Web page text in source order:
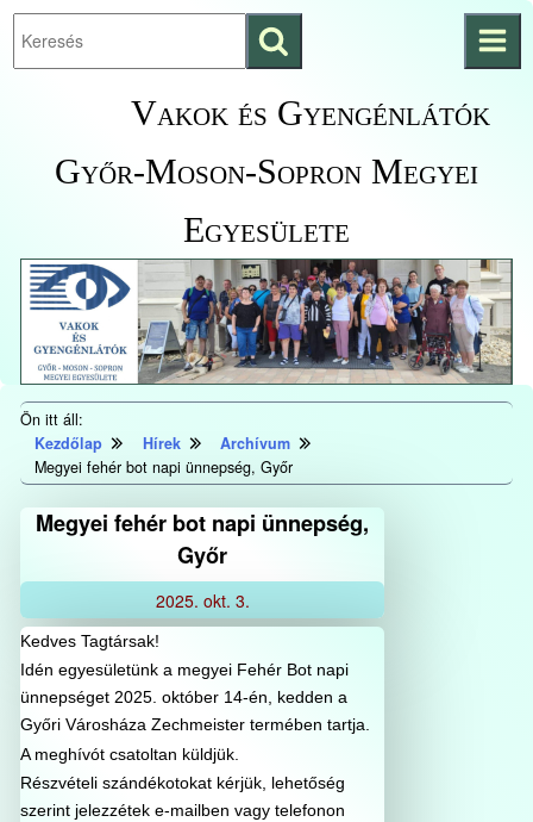
Ugrás a fő
KezdőlapraVakok és Gyengénlátók
Győr-Moson-Sopron Megyei
Egyesülete
Keresés
indítása
Ön itt áll:
Kezdőlap
Hírek
Archívum
Megyei fehér bot napi ünnepség, Győr
Megyei fehér bot napi ünnepség,
Győr
2025. okt. 3.
Kedves Tagtársak!
Idén egyesületünk a megyei Fehér Bot napi
ünnepséget 2025. október 14-én, kedden a
Győri Városháza Zechmeister termében tartja.
A meghívót csatoltan küldjük.
Részvételi szándékotokat kérjük, lehetőség
szerint jelezzétek e-mailben vagy telefonon